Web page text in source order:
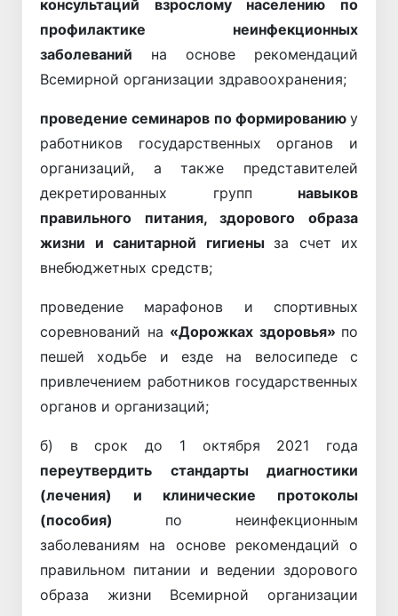
консультаций взрослому населению по
профилактике неинфекционных
заболеваний на основе рекомендаций
Всемирной организации здравоохранения;
проведение семинаров по формированию у
работников государственных органов и
организаций, а также представителей
декретированных групп навыков
правильного питания, здорового образа
жизни и санитарной гигиены за счет их
внебюджетных средств;
проведение марафонов и спортивных
соревнований на «Дорожках здоровья» по
пешей ходьбе и езде на велосипеде с
привлечением работников государственных
органов и организаций;
б) в срок до 1 октября 2021 года
переутвердить стандарты диагностики
(лечения) и клинические протоколы
(пособия) по неинфекционным
заболеваниям на основе рекомендаций о
правильном питании и ведении здорового
образа жизни Всемирной организации